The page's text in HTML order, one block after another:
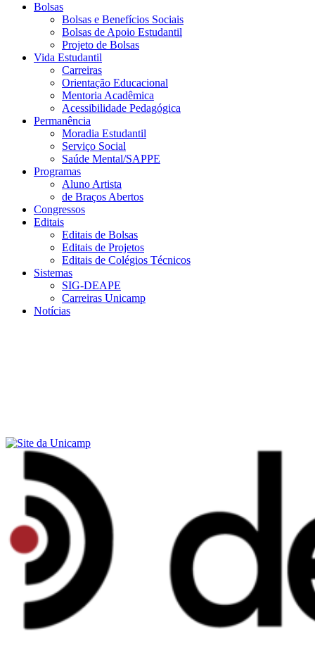
Bolsas
Bolsas e Benefícios Sociais
Bolsas de Apoio Estudantil
Projeto de Bolsas
Vida Estudantil
Carreiras
Orientação Educacional
Mentoria Acadêmica
Acessibilidade Pedagógica
Permanência
Moradia Estudantil
Serviço Social
Saúde Mental/SAPPE
Programas
Aluno Artista
de Braços Abertos
Congressos
Editais
Editais de Bolsas
Editais de Projetos
Editais de Colégios Técnicos
Sistemas
SIG-DEAPE
Carreiras Unicamp
Notícias